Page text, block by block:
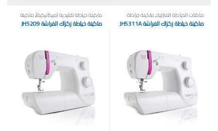
ماكنات الخياطة المنزلية,ماكينة خياطة
إلكترونية,ماكينة خياطة وتطريز منزلية
ماكينة خياطة زكزاك الفراشة JH5311A
ماكينة خياطة تقليدية (ميكانيكية),ماكينة
خياطة صغيرة محمولة,ماكينة خياطة
وتطريز منزلية
ماكينة خياطة زكزاك الفراشة JH5209